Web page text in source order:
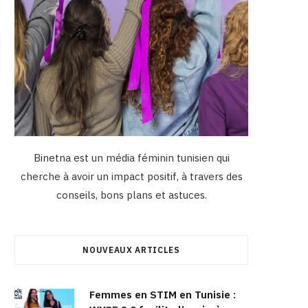
Binetna est un média féminin tunisien qui
cherche à avoir un impact positif, à travers des
conseils, bons plans et astuces.
NOUVEAUX ARTICLES
Femmes en STIM en Tunisie :